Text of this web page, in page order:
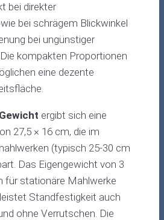
bei direkter
bei schrägem Blickwinkel
bei ungünstiger
kompakten Proportionen
eine dezente
ergibt sich eine
27,5 × 16 cm, die im
(typisch 25-30 cm
Das Eigengewicht von 3
für stationäre Mahlwerke
Standfestigkeit auch
ohne Verrutschen. Die